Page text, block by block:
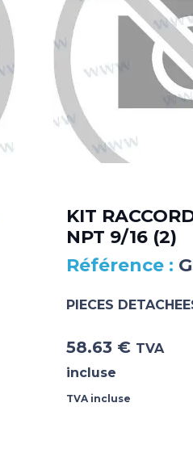
KIT
NPT 9/16 (2)
PIECES
58.63 € TVA
incluse
TVA incluse